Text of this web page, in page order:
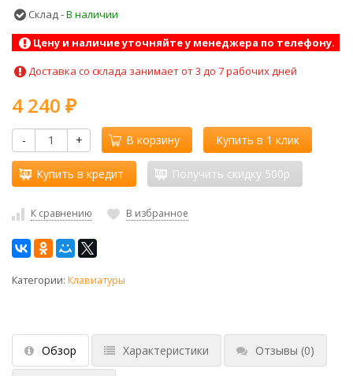
Склад -В наличии
Цену и наличие уточняйте у менеджера по телефону.
Доставка со склада занимает от 3 до 7 рабочих дней
4 240 ₽
- + В корзину Купить в 1 клик
Купить в кредит Получить скидку 500р
К сравнению В избранное
Категории: Клавиатуры
Обзор Характеристики Отзывы (0)